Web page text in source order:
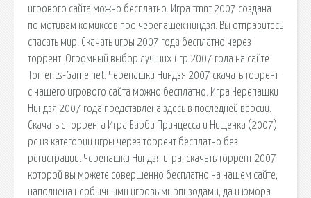
игрового сайта можно бесплатно. Игра tmnt 2007 создана
по мотивам комиксов про черепашек ниндзя. Вы отправитесь
спасать мир. Скачать игры 2007 года бесплатно через
торрент. Огромный выбор лучших игр 2007 года на сайте
Torrents-Game.net. Черепашки Ниндзя 2007 скачать торрент
с нашего игрового сайта можно бесплатно. Игра Черепашки
Ниндзя 2007 года представлена здесь в последней версии.
Скачать с торрента Игра Барби Принцесса и Нищенка (2007)
pc из категории игры через торрент бесплатно без
регистрации. Черепашки Ниндзя игра, скачать торрент 2007
которой вы можете совершенно бесплатно на нашем сайте,
наполнена необычными игровыми эпизодами, да и юмора